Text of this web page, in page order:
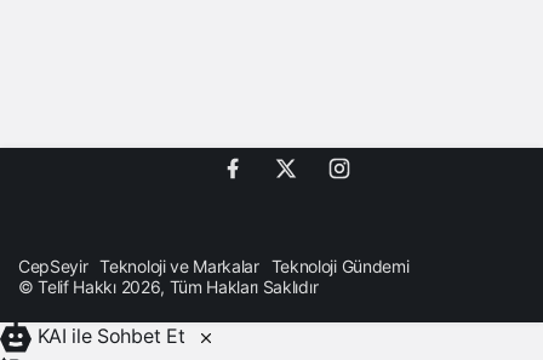
CepSeyir Teknoloji ve Markalar
Teknoloji Gündemi
© Telif Hakkı 2026, Tüm Hakları Saklıdır
KAI ile Sohbet Et